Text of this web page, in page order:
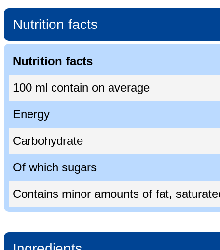
Nutrition facts
Nutrition facts
100 ml contain on average
Energy
Carbohydrate
Of which sugars
Contains minor amounts of fat,